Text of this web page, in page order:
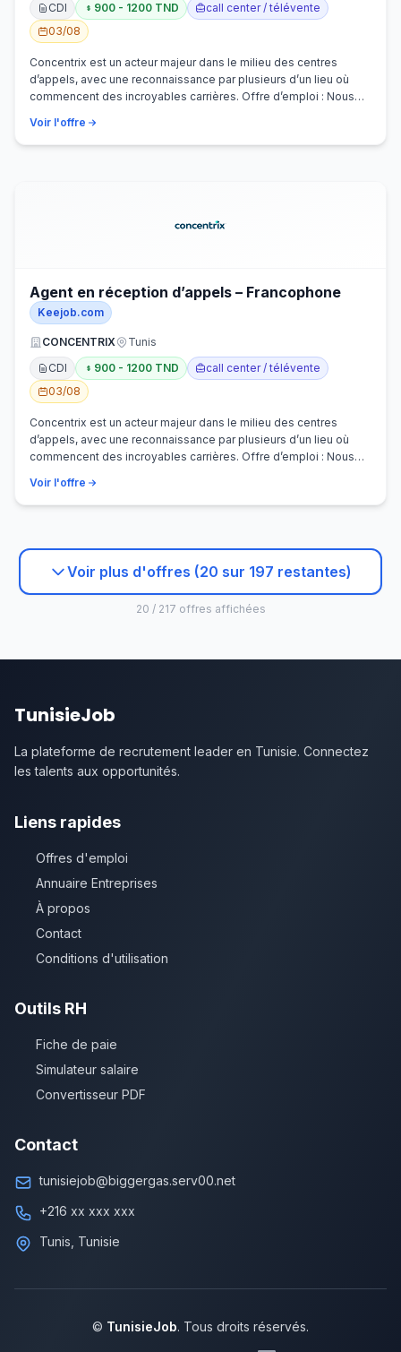
CDI
900 - 1200 TND
call center / télévente
03/08
Concentrix est un acteur majeur dans le milieu des centres
d’appels, avec une reconnaissance par plusieurs d’un lieu où
commencent des incroyables carrières. Offre d’emploi : Nous
Voir l'offre
Agent en réception d’appels – Francophone
Keejob.com
CONCENTRIX
Tunis
CDI
900 - 1200 TND
call center / télévente
03/08
Concentrix est un acteur majeur dans le milieu des centres
d’appels, avec une reconnaissance par plusieurs d’un lieu où
commencent des incroyables carrières. Offre d’emploi : Nous
Voir l'offre
Voir plus d'offres (20 sur 197 restantes)
20 / 217 offres affichées
TunisieJob
La plateforme de recrutement leader en Tunisie. Connectez
les talents aux opportunités.
Liens rapides
Offres d'emploi
Annuaire Entreprises
À propos
Contact
Conditions d'utilisation
Outils RH
Fiche de paie
Simulateur salaire
Convertisseur PDF
Contact
tunisiejob@biggergas.serv00.net
+216 xx xxx xxx
Tunis, Tunisie
© TunisieJob. Tous droits réservés.